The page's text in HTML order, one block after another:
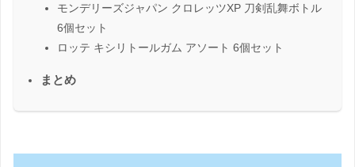
モンデリーズジャパン クロレッツXP 刀剣乱舞ボトル
6個セット
ロッテ キシリトールガム アソート 6個セット
まとめ